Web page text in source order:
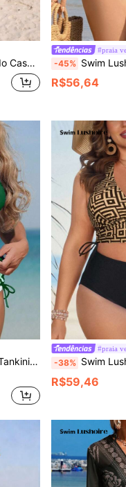
Primavera/Verão
#praia
-45% Swim Lushoire 2026 Novo Maiô Casual
R$56,64
para Mulheres, Conjunto de Maiô Bikini de 2 Peças para Mulheres com Controle de Barriga, Roupas de Férias para Mulheres
#praia
-38% Swim Lushoire Conjunto de Maiô Bikini
R$59,46